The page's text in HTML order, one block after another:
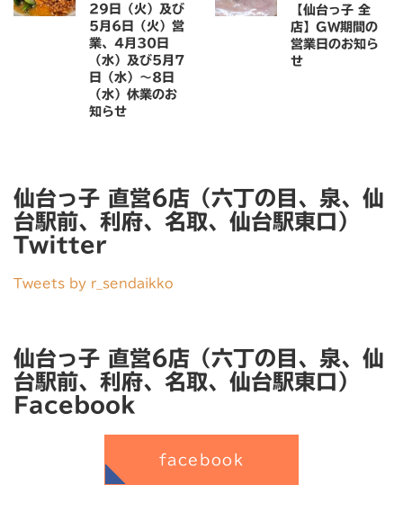
29日（火）及び
5月6日（火）営
業、4月30日
（水）及び5月7
日（水）〜8日
（水）休業のお
知らせ
【仙台っ子 全
店】GW期間の
営業日のお知ら
せ
仙台っ子 直営6店（六丁の目、泉、仙
台駅前、利府、名取、仙台駅東口）
Twitter
Tweets by r_sendaikko
仙台っ子 直営6店（六丁の目、泉、仙
台駅前、利府、名取、仙台駅東口）
Facebook
facebook